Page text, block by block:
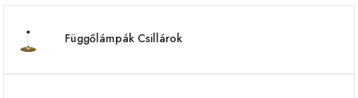
Függőlámpák Csillárok